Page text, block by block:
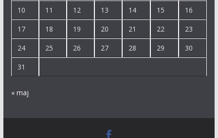
10 11 12 13 14 15 16
17 18 19 20 21 22 23
24 25 26 27 28 29 30
31
« maj